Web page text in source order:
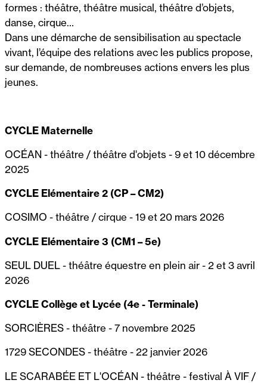
formes : théâtre, théâtre musical, théâtre d’objets,
danse, cirque…
Dans une démarche de sensibilisation au spectacle
vivant, l’équipe des relations avec les publics propose,
sur demande, de nombreuses actions envers les plus
jeunes.
CYCLE Maternelle
OCÉAN - théâtre / théâtre d'objets - 9 et 10 décembre
2025
CYCLE Elémentaire 2 (CP – CM2)
COSIMO - théâtre / cirque - 19 et 20 mars 2026
CYCLE Elémentaire 3 (CM1 – 5e)
SEUL DUEL - théâtre équestre en plein air - 2 et 3 avril
2026
CYCLE Collège et Lycée (4e - Terminale)
SORCIÈRES - théâtre - 7 novembre 2025
1729 SECONDES - théâtre - 22 janvier 2026
LE SCARABÉE ET L'OCÉAN - théâtre - festival À VIF /